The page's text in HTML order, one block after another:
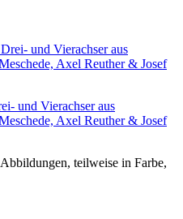
und Vierachser aus
Axel Reuther & Josef
teilweise in Farbe,